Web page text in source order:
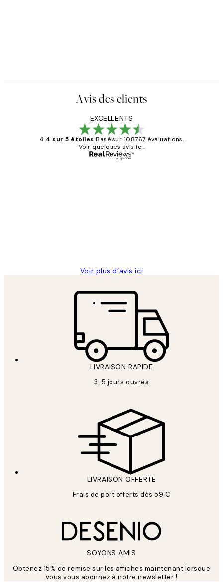
Avis des clients
EXCELLENTS
4.4 sur 5 étoiles Basé sur 108767 évaluations.
Voir quelques avis ici.
Voir plus d’avis ici
LIVRAISON RAPIDE
3-5 jours ouvrés
LIVRAISON OFFERTE
Frais de port offerts dès 59 €
SOYONS AMIS
Obtenez 15% de remise sur les affiches maintenant lorsque
vous vous abonnez à notre newsletter !